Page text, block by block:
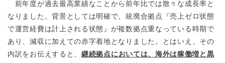
前年度が過去最高業績なことから前年比では散々な成長率と
なりました。背景としては明確で、統廃合拠点『売上ゼロ状態
で運営経費は計上される状態』が複数拠点重なっている時期で
あり、減収に加えての赤字着地となりました。とはいえ、その
内訳をお伝えすると、 継続拠点においては、海外は稼働増と黒